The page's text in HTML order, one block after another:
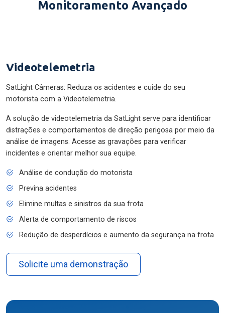
Monitoramento Avançado
Videotelemetria
SatLight Câmeras: Reduza os acidentes e cuide do seu
motorista com a Videotelemetria.
A solução de videotelemetria da SatLight serve para identificar
distrações e comportamentos de direção perigosa por meio da
análise de imagens. Acesse as gravações para verificar
incidentes e orientar melhor sua equipe.
Análise de condução do motorista
Previna acidentes
Elimine multas e sinistros da sua frota
Alerta de comportamento de riscos
Redução de desperdícios e aumento da segurança na frota
Solicite uma demonstração